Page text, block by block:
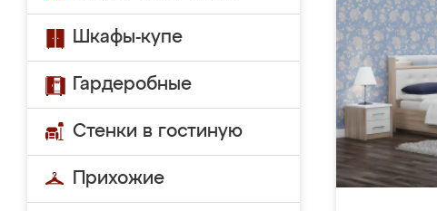
Шкафы-купе
Гардеробные
Стенки в гостиную
Прихожие